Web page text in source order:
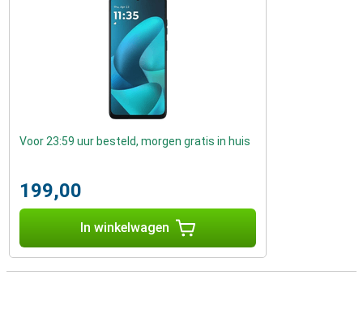
Voor 23:59 uur besteld, morgen gratis in huis
199,00
In winkelwagen